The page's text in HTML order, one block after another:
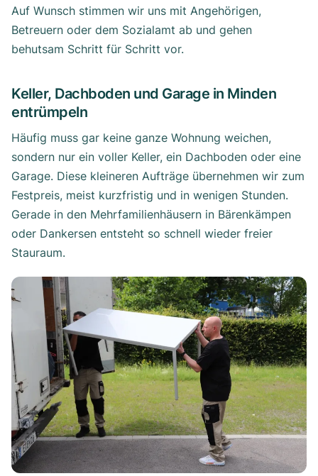
Auf Wunsch stimmen wir uns mit Angehörigen,
Betreuern oder dem Sozialamt ab und gehen
behutsam Schritt für Schritt vor.
Keller, Dachboden und Garage in Minden
entrümpeln
Häufig muss gar keine ganze Wohnung weichen,
sondern nur ein voller Keller, ein Dachboden oder eine
Garage. Diese kleineren Aufträge übernehmen wir zum
Festpreis, meist kurzfristig und in wenigen Stunden.
Gerade in den Mehrfamilienhäusern in Bärenkämpen
oder Dankersen entsteht so schnell wieder freier
Stauraum.